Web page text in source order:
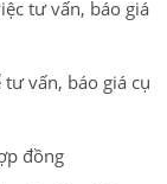
tư vấn, báo giá
vấn, báo giá cụ
đồng